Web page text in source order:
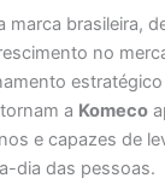
marca brasileira,
no
a Komeco
e capazes de
dia das pessoas.